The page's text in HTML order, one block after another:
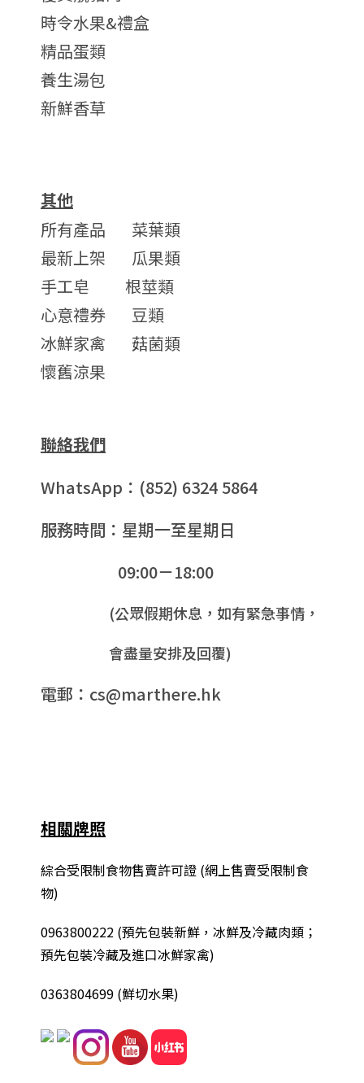
時令水果&禮盒
精品蛋類
養生湯包
新鮮香草
其他
所有產品
菜葉類
最新上架
瓜果類
手工皂
根莖類
心意禮券
豆類
冰鮮家禽
菇菌類
懷舊涼果
聯絡我們
WhatsApp：(852) 6324 5864
服務時間：星期一至星期日
09:00－18:00
(公眾假期休息，如有緊急事情，
會盡量安排及回覆)
電郵：cs@marthere.hk
相關牌照
綜合受限制食物售賣許可證 (網上售賣受限制食
物)
0963800222 (預先包裝新鮮，冰鮮及冷藏肉類；
預先包裝冷藏及進口冰鮮家禽)
0363804699 (鮮切水果)